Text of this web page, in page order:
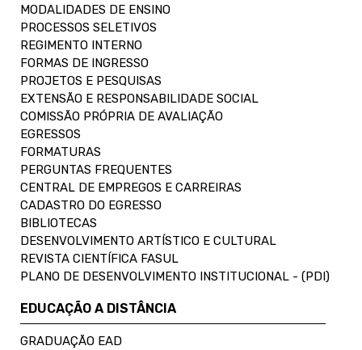
MODALIDADES DE ENSINO
PROCESSOS SELETIVOS
REGIMENTO INTERNO
FORMAS DE INGRESSO
PROJETOS E PESQUISAS
EXTENSÃO E RESPONSABILIDADE SOCIAL
COMISSÃO PRÓPRIA DE AVALIAÇÃO
EGRESSOS
FORMATURAS
PERGUNTAS FREQUENTES
CENTRAL DE EMPREGOS E CARREIRAS
CADASTRO DO EGRESSO
BIBLIOTECAS
DESENVOLVIMENTO ARTÍSTICO E CULTURAL
REVISTA CIENTÍFICA FASUL
PLANO DE DESENVOLVIMENTO INSTITUCIONAL - (PDI)
EDUCAÇÃO A DISTÂNCIA
GRADUAÇÃO EAD